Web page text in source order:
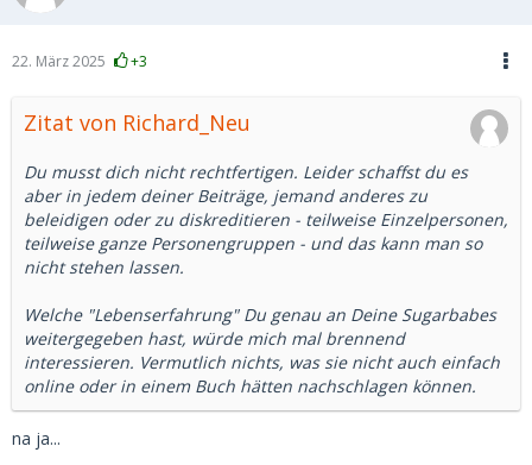
22. März 2025 +3
Zitat von Richard_Neu
Du musst dich nicht rechtfertigen. Leider schaffst du es
aber in jedem deiner Beiträge, jemand anderes zu
beleidigen oder zu diskreditieren - teilweise Einzelpersonen,
teilweise ganze Personengruppen - und das kann man so
nicht stehen lassen.
Welche "Lebenserfahrung" Du genau an Deine Sugarbabes
weitergegeben hast, würde mich mal brennend
interessieren. Vermutlich nichts, was sie nicht auch einfach
online oder in einem Buch hätten nachschlagen können.
na ja...